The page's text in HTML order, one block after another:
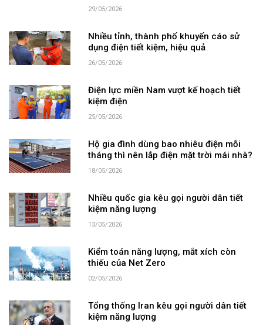
29/05/2026
Nhiều tỉnh, thành phố khuyến cáo sử
dụng điện tiết kiệm, hiệu quả
26/05/2026
Điện lực miền Nam vượt kế hoạch tiết
kiệm điện
25/05/2026
Hộ gia đình dùng bao nhiêu điện mỗi
tháng thì nên lắp điện mặt trời mái nhà?
18/05/2026
Nhiều quốc gia kêu gọi người dân tiết
kiệm năng lượng
13/05/2026
Kiểm toán năng lượng, mắt xích còn
thiếu của Net Zero
02/05/2026
Tổng thống Iran kêu gọi người dân tiết
kiệm năng lượng